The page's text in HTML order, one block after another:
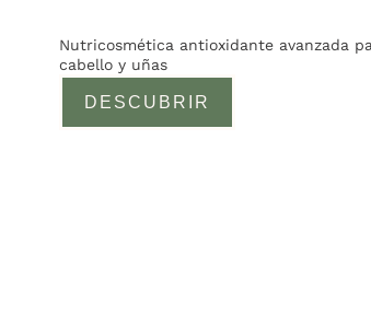
DESCUBRIR
5 en base
a
s de
Nutricosmética antioxidante avanzada
cabello y uñas